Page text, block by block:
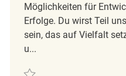
Möglichkeiten für
Erfolge. Du wirst Teil
sein, das auf Vielfalt
u...
Retten Minijobber im